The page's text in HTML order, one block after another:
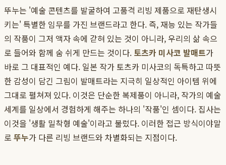
뚜누는 '예술 콘텐츠를 발굴하여 고품격 리빙 제품으로 재탄생시
키는' 특별한 임무를 가진 브랜드라고 한다. 즉, 재능 있는 작가들
의 작품이 그저 액자 속에 갇혀 있는 것이 아니라, 우리의 삶 속으
로 들어와 함께 숨 쉬게 만드는 것이다. 토츠카 미사코 발매트가
바로 그 대표적인 예다. 일본 작가 토츠카 미사코의 독특하고 따뜻
한 감성이 담긴 그림이 발매트라는 지극히 일상적인 아이템 위에
그대로 펼쳐져 있다. 이것은 단순한 복제품이 아니라, 작가의 예술
세계를 일상에서 경험하게 해주는 하나의 '작품'인 셈이다. 집사는
이것을 '생활 밀착형 예술'이라고 불렀다. 이러한 접근 방식이야말
로 뚜누가 다른 리빙 브랜드와 차별화되는 지점이다.